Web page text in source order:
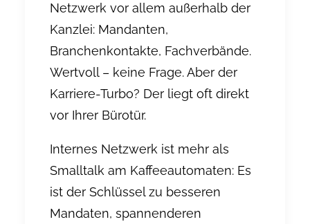
Netzwerk vor allem außerhalb der
Kanzlei: Mandanten,
Branchenkontakte, Fachverbände.
Wertvoll – keine Frage. Aber der
Karriere-Turbo? Der liegt oft direkt
vor Ihrer Bürotür.
Internes Netzwerk ist mehr als
Smalltalk am Kaffeeautomaten: Es
ist der Schlüssel zu besseren
Mandaten, spannenderen